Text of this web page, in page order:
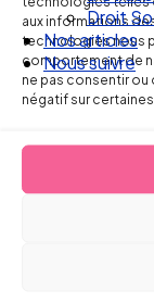
aux informations
technologies nous
comportement de
ne pas consentir
négatif sur
Droit
Nos articles
Nous suivre
de
en